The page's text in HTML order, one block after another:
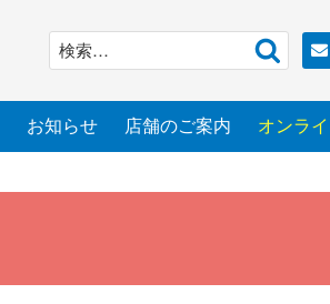
索:
お知らせ 店舗のご案内 オンラ